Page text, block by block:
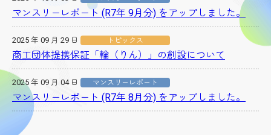
マンスリーレポート (R7年 9月分) をアップしました。
2025 年 09 月 29 日 トピックス
商工団体提携保証「輪（りん）」の創設について
2025 年 09 月 04 日 マンスリーレポート
マンスリーレポート (R7年 8月分) をアップしました。